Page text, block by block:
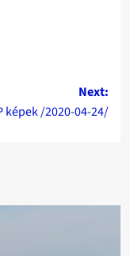
Next:
képek /2020-04-24/